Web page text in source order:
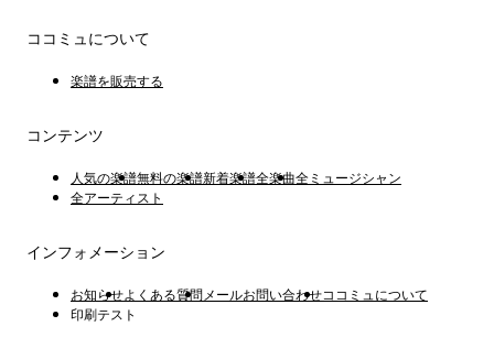
ココミュについて
楽譜を販売する
コンテンツ
人気の楽譜無料の楽譜新着楽譜全楽曲全ミュージシャン
全アーティスト
インフォメーション
お知らせよくある質問 メールお問い合わせココミュについて
印刷テスト